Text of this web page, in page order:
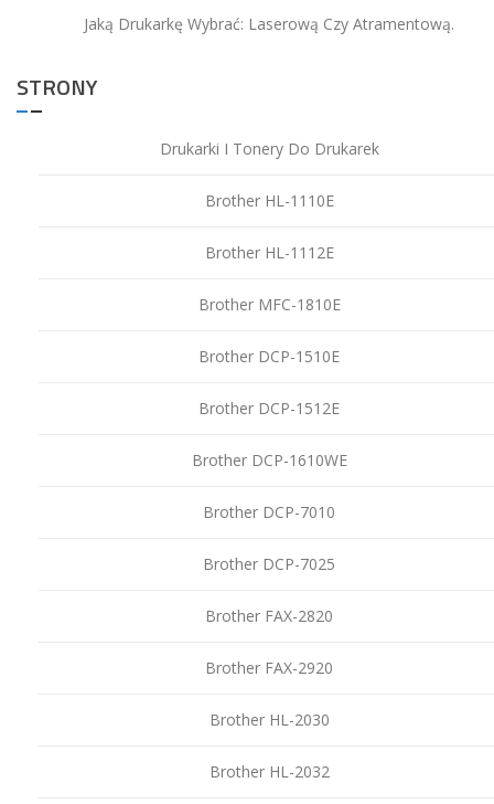
Jaką Drukarkę Wybrać: Laserową Czy Atramentową.
STRONY
Drukarki I Tonery Do Drukarek
Brother HL-1110E
Brother HL-1112E
Brother MFC-1810E
Brother DCP-1510E
Brother DCP-1512E
Brother DCP-1610WE
Brother DCP-7010
Brother DCP-7025
Brother FAX-2820
Brother FAX-2920
Brother HL-2030
Brother HL-2032